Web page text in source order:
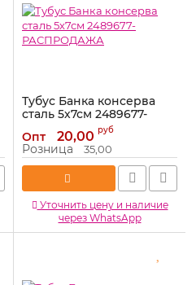
Тубус Банка консерва
сталь 5х7см 2489677-
РАСПРОДАЖА
Артикул: 2489677-
РАСПРОДАЖА
Опт 20,00 руб
Розница 35,00
Уточнить цену и наличие
через WhatsApp